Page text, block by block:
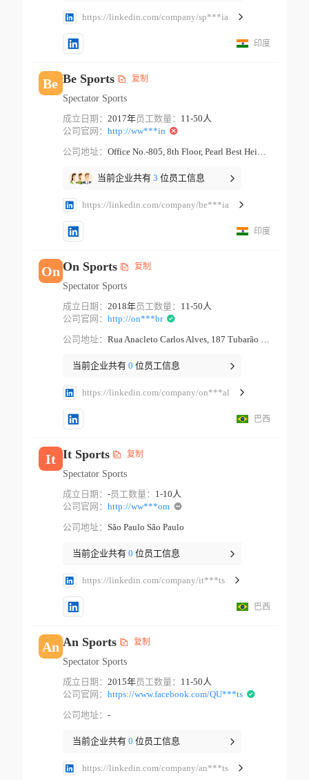
https://linkedin.com/company/sp***ia
印度
Be Be Sports 复制
Spectator Sports
成立日期： 2017年员工数量： 11-50人
公司官网： http://ww***in
公司地址：
Office No.-805, 8th Floor, Pearl Best Height 2, Netaji Subhash Place, Pitampura Delhi Delhi
当前企业共有 3 位员工信息
https://linkedin.com/company/be***ia
印度
On On Sports 复制
Spectator Sports
成立日期： 2018年员工数量： 11-50人
公司官网： http://on***br
公司地址：
Rua Anacleto Carlos Alves, 187 Tubarão Santa Catarina
当前企业共有 0 位员工信息
https://linkedin.com/company/on***al
巴西
It It Sports 复制
Spectator Sports
成立日期： -员工数量： 1-10人
公司官网： http://ww***om
公司地址： São Paulo São Paulo
当前企业共有 0 位员工信息
https://linkedin.com/company/it***ts
巴西
An An Sports 复制
Spectator Sports
成立日期： 2015年员工数量： 11-50人
公司官网： https://www.facebook.com/QU***ts
公司地址： -
当前企业共有 0 位员工信息
https://linkedin.com/company/an***ts